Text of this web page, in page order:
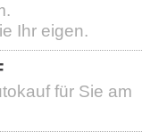
Ihr eigen.
für Sie am